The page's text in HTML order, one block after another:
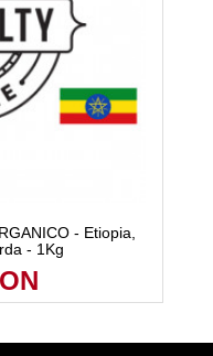
- Etiopia,
- 1Kg